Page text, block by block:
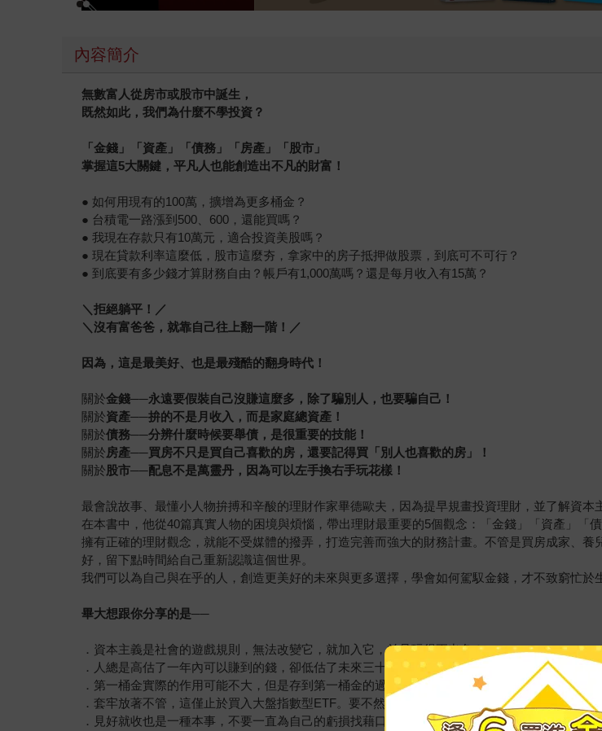
內容簡介
無數富人從房市或股市中誕生，
既然如此，我們為什麼不學投資？
「金錢」「資產」「債務」「房產」「股市」
掌握這5大關鍵，平凡人也能創造出不凡的財富！
● 如何用現有的100萬，擴增為更多桶金？
● 台積電一路漲到500、600，還能買嗎？
● 我現在存款只有10萬元，適合投資美股嗎？
● 現在貸款利率這麼低，股市這麼夯，拿家中的房子抵押做股票，到底可不可行？
● 到底要有多少錢才算財務自由？帳戶有1,000萬嗎？還是每月收入有15萬？
＼拒絕躺平！／
＼沒有富爸爸，就靠自己往上翻一階！／
因為，這是最美好、也是最殘酷的翻身時代！
關於金錢──永遠要假裝自己沒賺這麼多，除了騙別人，也要騙自己！
關於資產──拚的不是月收入，而是家庭總資產！
關於債務──分辨什麼時候要舉債，是很重要的技能！
關於房產──買房不只是買自己喜歡的房，還要記得買「別人也喜歡的房」！
關於股市──配息不是萬靈丹，因為可以左手換右手玩花樣！
最會說故事、最懂小人物拚搏和辛酸的理財作家畢德歐夫，因為提早規畫投資理財，並了解資本
在本書中，他從40篇真實人物的困境與煩惱，帶出理財最重要的5個觀念：「金錢」「資產」「
擁有正確的理財觀念，就能不受媒體的撥弄，打造完善而強大的財務計畫。不管是買房成家、
好，留下點時間給自己重新認識這個世界。
我們可以為自己與在乎的人，創造更美好的未來與更多選擇，學會如何駕馭金錢，才不致窮忙於
畢大想跟你分享的是──
．資本主義是社會的遊戲規則，無法改變它，就加入它，並且玩得更出色！
．人總是高估了一年內可以賺到的錢，卻低估了未來三十年可以賺到的錢！
．第一桶金實際的作用可能不大，但是存到第一桶金的過程，讓我們學到更多賺其他桶金的方法
．套牢放著不管，這僅止於買入大盤指數型ETF。要不然的話，個股還是有營運的風險或人為操
．見好就收也是一種本事，不要一直為自己的虧損找藉口，這才能長久在市場中打滾！